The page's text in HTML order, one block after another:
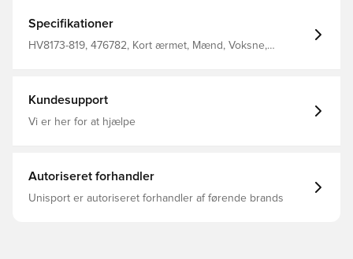
100% polyester.
Specifikationer
HV8173-819, 476782, Kort ærmet, Mænd, Voksne,
Kundesupport
Vi er her for at hjælpe
Autoriseret forhandler
Unisport er autoriseret forhandler af førende brands